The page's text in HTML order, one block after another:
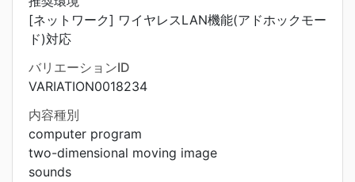
[ネットワーク] ワイヤレスLAN機能(アドホックモー
ド)対応
バリエーションID
VARIATION0018234
内容種別
computer program
two-dimensional moving image
sounds